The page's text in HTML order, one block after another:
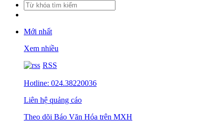
Mới nhất
Xem nhiều
RSS
Hotline: 024.38220036
Liên hệ quảng cáo
Theo dõi Báo Văn Hóa trên MXH